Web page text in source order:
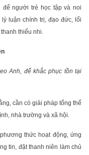
để người trẻ học tập và noi
luận chính trị, đạo đức, lối
thiếu nhi.
Anh, để khắc phục tồn tại
cần có giải pháp tổng thể
nhà trường và xã hội.
thức hoạt động, ứng
tin, đặt thanh niên làm chủ